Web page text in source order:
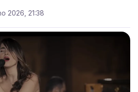
2026, 21:38